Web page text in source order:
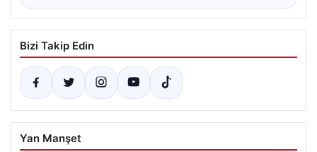
Bizi Takip Edin
Yan Manşet